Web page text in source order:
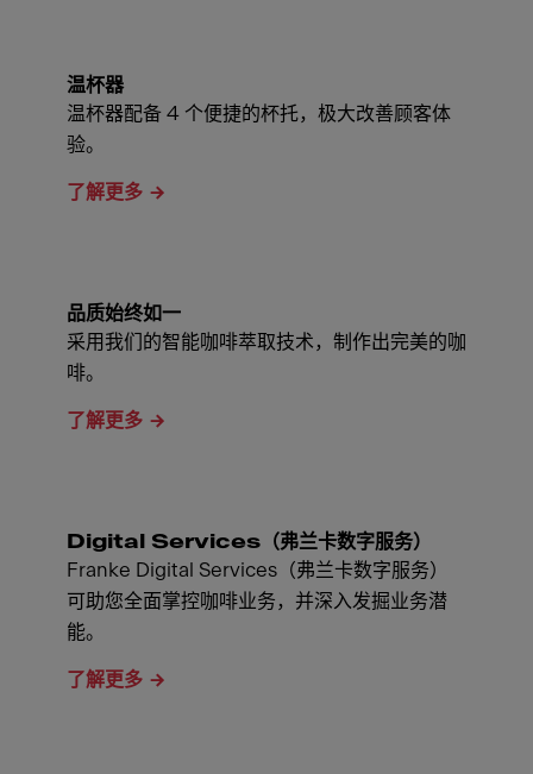
温杯器
温杯器配备 4 个便捷的杯托，极大改善顾客体
验。
了解更多
品质始终如一
采用我们的智能咖啡萃取技术，制作出完美的咖
啡。
了解更多
Digital Services（弗兰卡数字服务）
Franke Digital Services（弗兰卡数字服务）
可助您全面掌控咖啡业务，并深入发掘业务潜
能。
了解更多